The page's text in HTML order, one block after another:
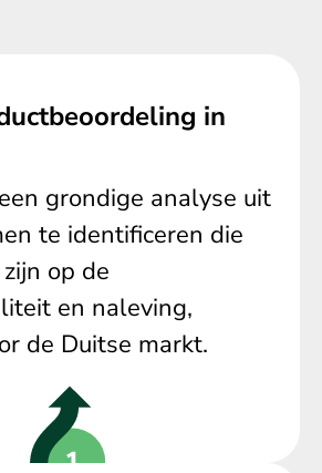
in
grondige analyse uit
te identificeren die
op de
en naleving,
de Duitse markt.